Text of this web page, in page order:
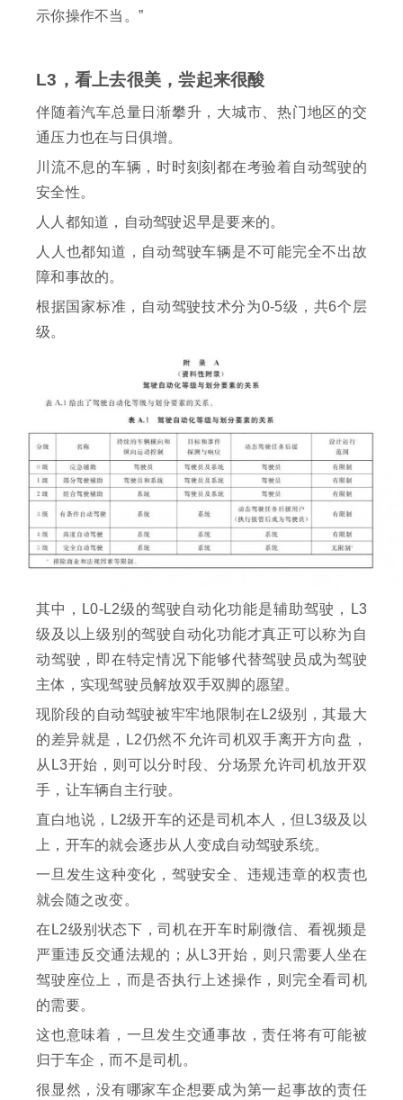
示你操作不当。”
L3，看上去很美，尝起来很酸
伴随着汽车总量日渐攀升，大城市、热门地区的交
通压力也在与日俱增。
川流不息的车辆，时时刻刻都在考验着自动驾驶的
安全性。
人人都知道，自动驾驶迟早是要来的。
人人也都知道，自动驾驶车辆是不可能完全不出故
障和事故的。
根据国家标准，自动驾驶技术分为0-5级，共6个层
级。
其中，L0-L2级的驾驶自动化功能是辅助驾驶，L3
级及以上级别的驾驶自动化功能才真正可以称为自
动驾驶，即在特定情况下能够代替驾驶员成为驾驶
主体，实现驾驶员解放双手双脚的愿望。
现阶段的自动驾驶被牢牢地限制在L2级别，其最大
的差异就是，L2仍然不允许司机双手离开方向盘，
从L3开始，则可以分时段、分场景允许司机放开双
手，让车辆自主行驶。
直白地说，L2级开车的还是司机本人，但L3级及以
上，开车的就会逐步从人变成自动驾驶系统。
一旦发生这种变化，驾驶安全、违规违章的权责也
就会随之改变。
在L2级别状态下，司机在开车时刷微信、看视频是
严重违反交通法规的；从L3开始，则只需要人坐在
驾驶座位上，而是否执行上述操作，则完全看司机
的需要。
这也意味着，一旦发生交通事故，责任将有可能被
归于车企，而不是司机。
很显然，没有哪家车企想要成为第一起事故的责任